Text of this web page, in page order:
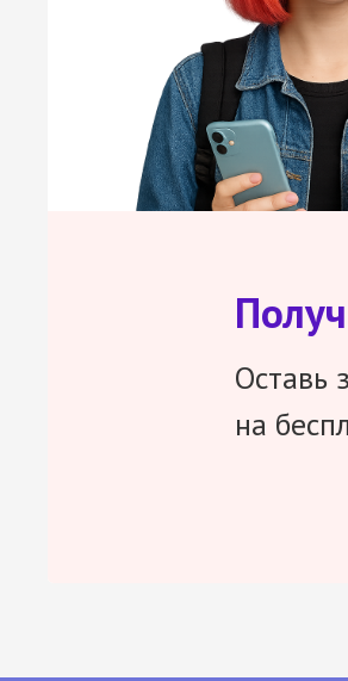
Оставь
на